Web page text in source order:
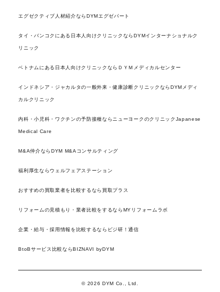
エグゼクティブ人材紹介ならDYMエグゼパート
タイ・バンコクにある日本人向けクリニックならDYMインターナショナルク
リニック
ベトナムにある日本人向けクリニックならＤＹＭメディカルセンター
インドネシア・ジャカルタの一般外来・健康診断クリニックならDYMメディ
カルクリニック
内科・小児科・ワクチンの予防接種ならニューヨークのクリニックJapanese
Medical Care
M&A仲介ならDYM M&Aコンサルティング
福利厚生ならウェルフェアステーション
おすすめの買取業者を比較するなら買取プラス
リフォームの見積もり・業者比較をするならMYリフォームラボ
企業・給与・採用情報を比較するならビジ研！通信
BtoBサービス比較ならBIZNAVI byDYM
© 2026 DYM Co., Ltd.